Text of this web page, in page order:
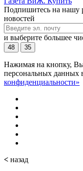
Подпишитесь на нашу
новостей
и выберите большее
48 35
Нажимая на кнопку, Вы
персональных данных
конфиденциальности»
< назад